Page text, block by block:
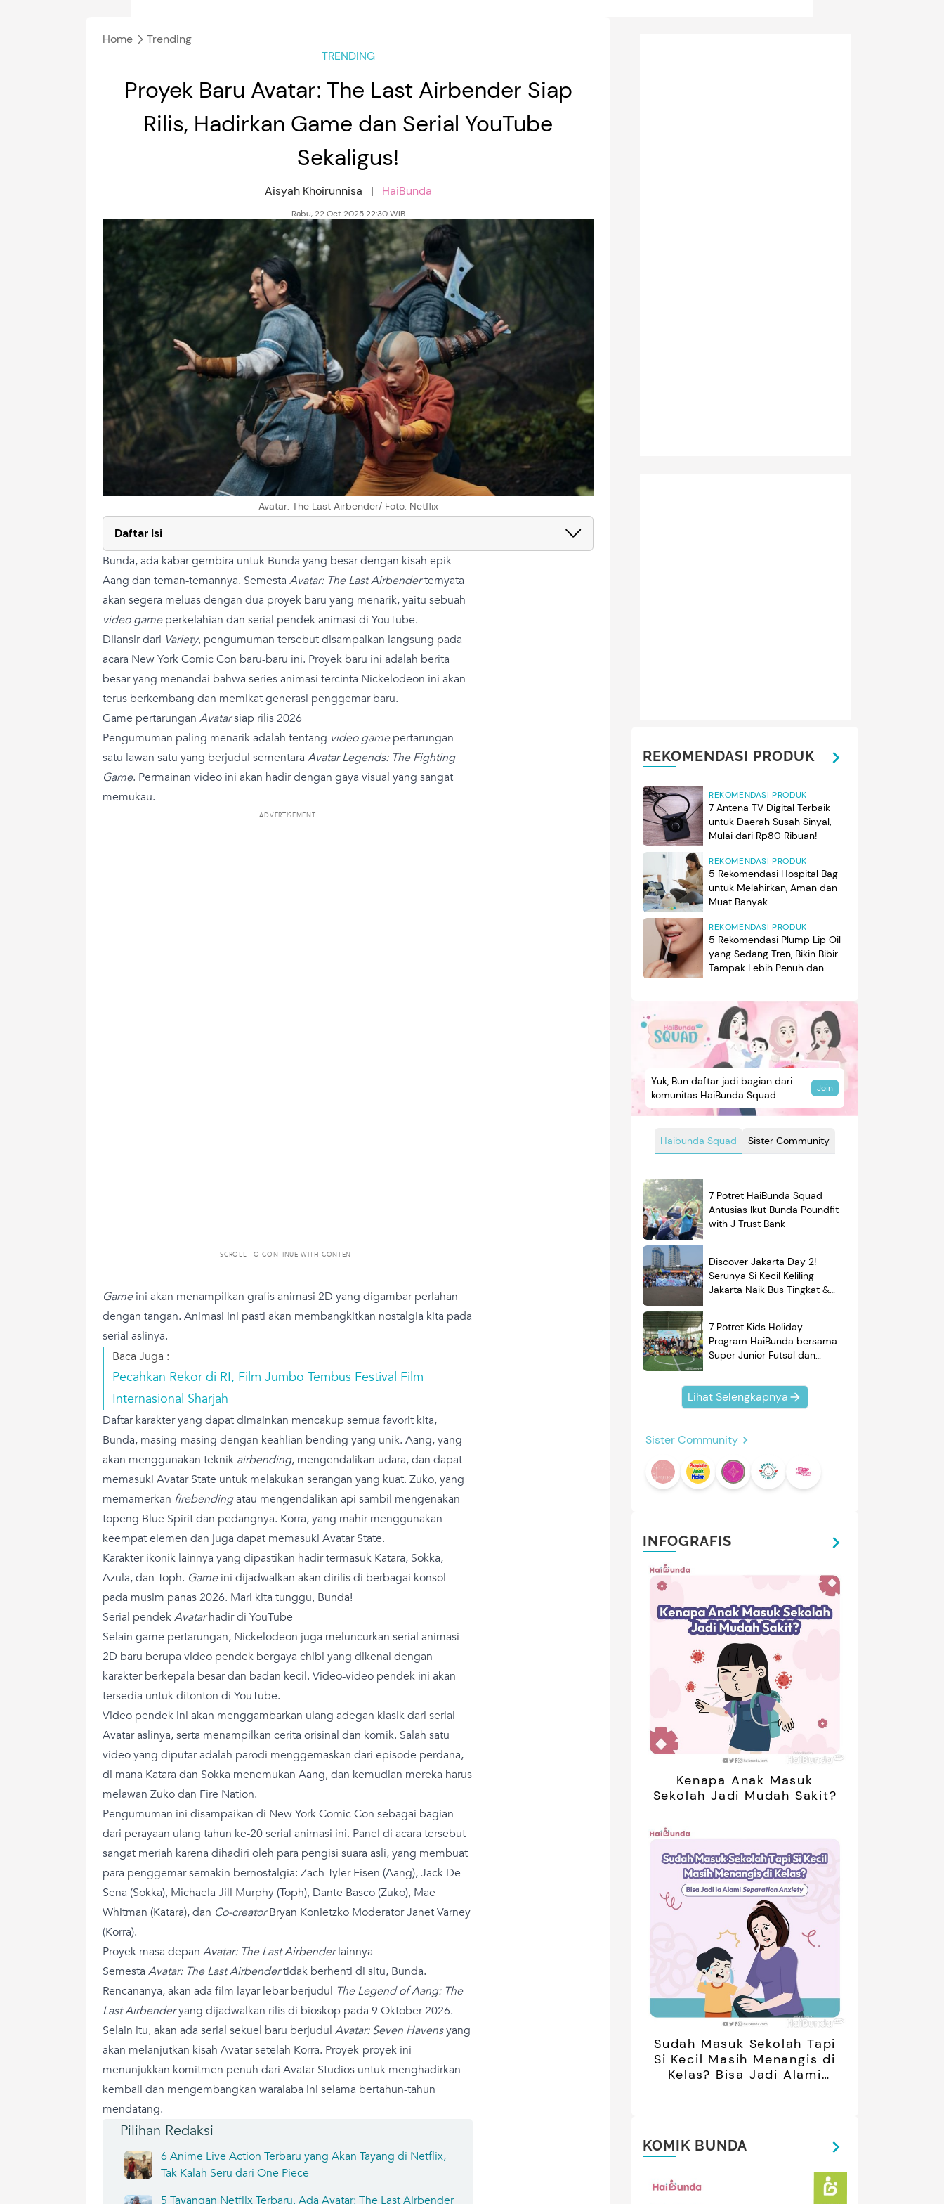
Home
Trending
TRENDING
Proyek Baru Avatar: The Last Airbender Siap
Rilis, Hadirkan Game dan Serial YouTube
Sekaligus!
Aisyah Khoirunnisa | HaiBunda
Rabu, 22 Oct 2025 22:30 WIB
Avatar: The Last Airbender/ Foto: Netflix
Daftar Isi
Bunda, ada kabar gembira untuk Bunda yang besar dengan kisah epik
Aang dan teman-temannya. Semesta Avatar: The Last Airbenderternyata
akan segera meluas dengan dua proyek baru yang menarik, yaitu sebuah
video gameperkelahian dan serial pendek animasi di YouTube.
Dilansir dari Variety, pengumuman tersebut disampaikan langsung pada
acara New York Comic Con baru-baru ini. Proyek baru ini adalah berita
besar yang menandai bahwa series animasi tercinta Nickelodeon ini akan
terus berkembang dan memikat generasi penggemar baru.
Game pertarungan Avatarsiap rilis 2026
Pengumuman paling menarik adalah tentang video gamepertarungan
satu lawan satu yang berjudul sementara Avatar Legends: The Fighting
Game. Permainan video ini akan hadir dengan gaya visual yang sangat
memukau.
ADVERTISEMENT
SCROLL TO CONTINUE WITH CONTENT
Gameini akan menampilkan grafis animasi 2D yang digambar perlahan
dengan tangan. Animasi ini pasti akan membangkitkan nostalgia kita pada
serial aslinya.
Baca Juga :
Pecahkan Rekor di RI, Film Jumbo Tembus Festival Film
Internasional Sharjah
Daftar karakter yang dapat dimainkan mencakup semua favorit kita,
Bunda, masing-masing dengan keahlian bending yang unik. Aang, yang
akan menggunakan teknik airbending, mengendalikan udara, dan dapat
memasuki Avatar State untuk melakukan serangan yang kuat. Zuko, yang
memamerkan firebendingatau mengendalikan api sambil mengenakan
topeng Blue Spirit dan pedangnya. Korra, yang mahir menggunakan
keempat elemen dan juga dapat memasuki Avatar State.
Karakter ikonik lainnya yang dipastikan hadir termasuk Katara, Sokka,
Azula, dan Toph. Gameini dijadwalkan akan dirilis di berbagai konsol
pada musim panas 2026. Mari kita tunggu, Bunda!
Serial pendekAvatarhadir di YouTube
Selain game pertarungan, Nickelodeon juga meluncurkan serial animasi
2D baru berupa video pendek bergaya chibi yang dikenal dengan
karakter berkepala besar dan badan kecil. Video-video pendek ini akan
tersedia untuk ditonton di YouTube.
Video pendek ini akan menggambarkan ulang adegan klasik dari serial
Avatar aslinya, serta menampilkan cerita orisinal dan komik. Salah satu
video yang diputar adalah parodi menggemaskan dari episode perdana,
di mana Katara dan Sokka menemukan Aang, dan kemudian mereka harus
melawan Zuko dan Fire Nation.
Pengumuman ini disampaikan di New York Comic Con sebagai bagian
dari perayaan ulang tahun ke-20 serial animasi ini. Panel di acara tersebut
sangat meriah karena dihadiri oleh para pengisi suara asli, yang membuat
para penggemar semakin bernostalgia: Zach Tyler Eisen (Aang), Jack De
Sena (Sokka), Michaela Jill Murphy (Toph), Dante Basco (Zuko), Mae
Whitman (Katara), dan Co-creatorBryan Konietzko Moderator Janet Varney
(Korra).
Proyek masa depan Avatar: The Last Airbenderlainnya
Semesta Avatar: The Last Airbendertidak berhenti di situ, Bunda.
Rencananya, akan ada film layar lebar berjudul The Legend of Aang: The
Last Airbenderyang dijadwalkan rilis di bioskop pada 9 Oktober 2026.
Selain itu, akan ada serial sekuel baru berjudul Avatar: Seven Havensyang
akan melanjutkan kisah Avatar setelah Korra. Proyek-proyek ini
menunjukkan komitmen penuh dari Avatar Studios untuk menghadirkan
kembali dan mengembangkan waralaba ini selama bertahun-tahun
mendatang.
Pilihan Redaksi
6 Anime Live Action Terbaru yang Akan Tayang di Netflix,
Tak Kalah Seru dari One Piece
5 Tayangan Netflix Terbaru, Ada Avatar: The Last Airbender
REKOMENDASI PRODUK
REKOMENDASI PRODUK
7 Antena TV Digital Terbaik
untuk Daerah Susah Sinyal,
Mulai dari Rp80 Ribuan!
REKOMENDASI PRODUK
5 Rekomendasi Hospital Bag
untuk Melahirkan, Aman dan
Muat Banyak
REKOMENDASI PRODUK
5 Rekomendasi Plump Lip Oil
yang Sedang Tren, Bikin Bibir
Tampak Lebih Penuh dan
Haibunda Squad Sister Community
Yuk, Bun daftar jadi bagian dari
komunitas HaiBunda Squad
Join
7 Potret HaiBunda Squad
Antusias Ikut Bunda Poundfit
with J Trust Bank
Discover Jakarta Day 2!
Serunya Si Kecil Keliling
Jakarta Naik Bus Tingkat &
7 Potret Kids Holiday
Program HaiBunda bersama
Super Junior Futsal dan
Kompak Banget!
Lihat Selengkapnya
Sister Community
INFOGRAFIS
Kenapa Anak Masuk
Sekolah Jadi Mudah Sakit?
Sudah Masuk Sekolah Tapi
Si Kecil Masih Menangis di
Kelas? Bisa Jadi Alami
KOMIK BUNDA